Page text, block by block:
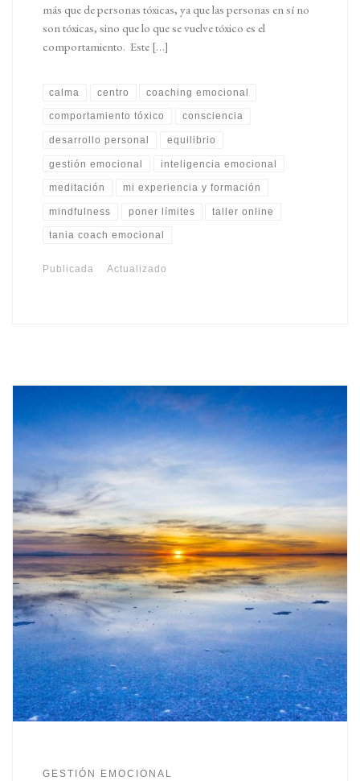
más que de personas tóxicas, ya que las personas en sí no
son tóxicas, sino que lo que se vuelve tóxico es el
comportamiento. Este […]
calma centro coaching emocional
comportamiento tóxico consciencia
desarrollo personal equilibrio
gestión emocional inteligencia emocional
meditación mi experiencia y formación
mindfulness poner límites taller online
tania coach emocional
Publicada Actualizado
GESTIÓN EMOCIONAL